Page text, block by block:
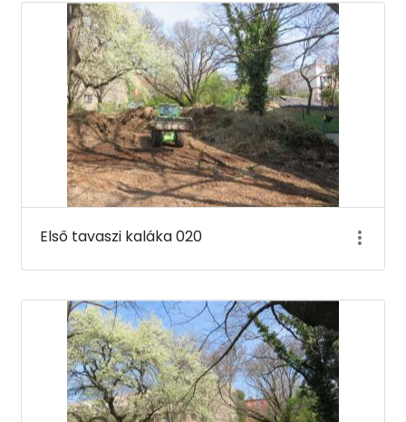
Első tavaszi kaláka 020